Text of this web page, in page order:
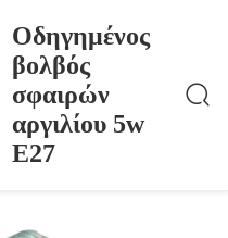
Οδηγημένος
βολβός
σφαιρών
αργιλίου 5w
E27
Αργιλίου 5w E27
αργιλίου